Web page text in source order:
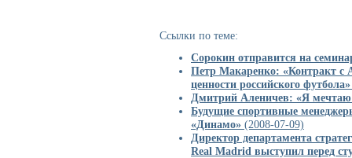
Ссылки по теме:
Сорокин отправится на
Петр Макаренко: «Контракт с
ценности российского футбола»
Дмитрий Аленичев: «Я мечтаю
Будущие спортивные
«Динамо» (2008-07-09)
Директор департамента
Real Madrid выступил перед